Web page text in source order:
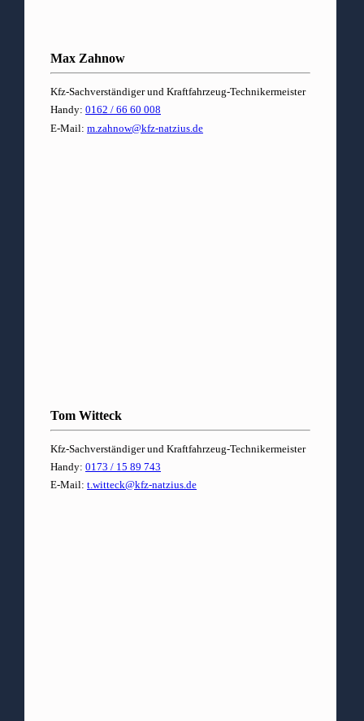
Max Zahnow
Kfz-Sachverständiger und Kraftfahrzeug-Technikermeister
Handy: 0162 / 66 60 008
E-Mail: m.zahnow@kfz-natzius.de
Tom Witteck
Kfz-Sachverständiger und Kraftfahrzeug-Technikermeister
Handy: 0173 / 15 89 743
E-Mail: t.witteck@kfz-natzius.de